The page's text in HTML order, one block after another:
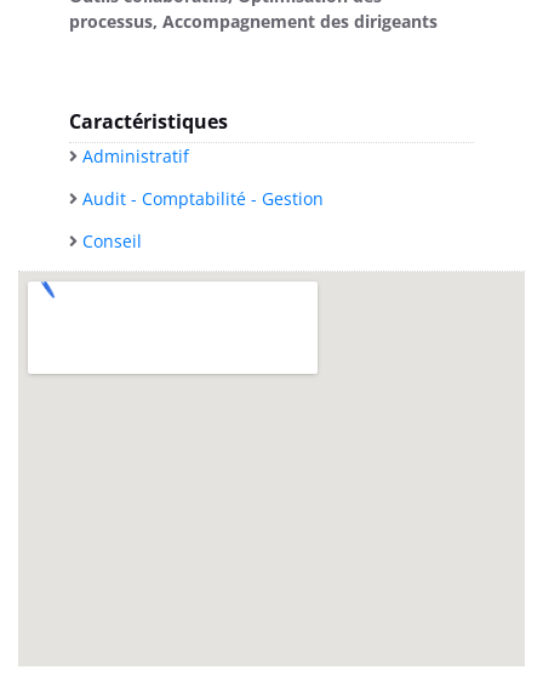
processus, Accompagnement des dirigeants
Caractéristiques
Administratif
Audit - Comptabilité - Gestion
Conseil